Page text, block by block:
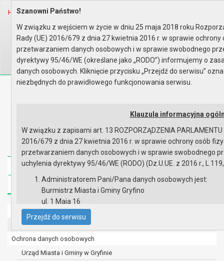
Home Prawo lokalne
Wyszukaj na stronie:
A A A
Strona główna Mapa serwisu Aktualności
Redakcja Instrukcja korzystania Dostępność
Strona główna
UMiG - telefony wewnętrzne
Ochrona danych osobowych
Urząd Miasta i Gminy w Gryfinie
Szanowni Państwo!
W związku z wejściem w życie w dniu 25 maja 2018 roku
Rady (UE) 2016/679 z dnia 27 kwietnia 2016 r. w sprawie
przetwarzaniem danych osobowych i w sprawie swobodnego
dyrektywy 95/46/WE (określane jako „RODO”) informujemy o
danych osobowych. Kliknięcie przycisku „Przejdź do serwisu”
niezbędnych do prawidłowego funkcjonowania serwisu.
Klauzula informacyjna
W związku z zapisami art. 13 ROZPORZĄDZENIA PARLAMENTU
2016/679 z dnia 27 kwietnia 2016 r. w sprawie ochrony osób
przetwarzaniem danych osobowych i w sprawie swobodnego
uchylenia dyrektywy 95/46/WE (RODO) (Dz.U.UE. z 2016 r., L
Administratorem Pani/Pana danych osobowych jest:
Burmistrz Miasta i Gminy Gryfino
ul. 1 Maja 16
74 -100 Gryfino
telefon: 91 416 20 11
e-mail:
burmistrz@gryfino.pl
telefon: 91 416 20 11
Przejdź do serwisu